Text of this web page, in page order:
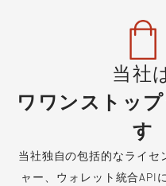
当社
ワワンストッ
す
当社独自の包括的なライセ
ャー、ウォレット統合API